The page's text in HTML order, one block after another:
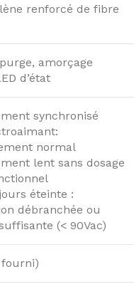
renforcé de fibre
amorçage
d’état
synchronisé
normal
lent sans dosage
éteinte :
débranchée ou
(< 90Vac)